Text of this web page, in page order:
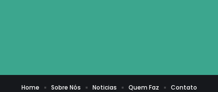
Home Sobre Nós Noticias Quem Faz Contato